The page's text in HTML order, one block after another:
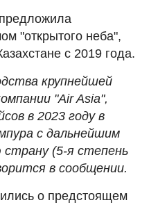
"открытого неба",
с 2019 года.
крупнейшей
"Air Asia",
в 2023 году в
с дальнейшим
(5-я степень
в сообщении.
о предстоящем